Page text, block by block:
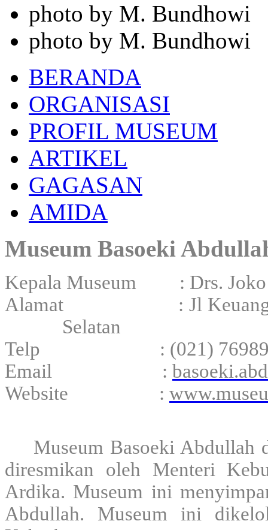
photo by M. Bundhowi
photo by M. Bundhowi
BERANDA
ORGANISASI
PROFIL MUSEUM
ARTIKEL
GAGASAN
AMIDA
Museum Basoeki
Kepala Museum : Drs. Joko
Alamat : Jl Keuangan
Selatan
Telp : (021)
Email :
Website :
Museum Basoeki Abdullah
diresmikan oleh Menteri
Ardika. Museum ini
Abdullah. Museum ini